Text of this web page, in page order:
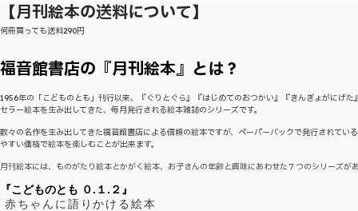
【月刊絵本の送料について】
何冊買っても送料290円
福音館書店の『月刊絵本』とは？
1956年の「こどものとも」刊行以来、『ぐりとぐら』『はじめてのおつかい』『きんぎょがにげた
セラー絵本を生み出してきた、毎月発行される絵本雑誌のシリーズです。
数々の名作を生み出してきた福音館書店による信頼の絵本ですが、ペーパーバックで発行されてい
やすい価格で絵本を楽しむことが出来ます。
月刊絵本には、ものがたり絵本とかがく絵本、お子さんの年齢と興味にあわせた７つのシリーズが
『こどものとも ０.１.２』
赤ちゃんに語りかける絵本